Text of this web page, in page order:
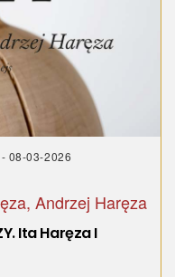
08-03-2026
Andrzej Haręza
Ita Haręza I